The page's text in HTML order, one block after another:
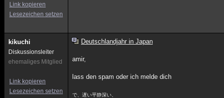
Link kopieren
Lesezeichen setzen
kikuchi
Diskussionsleiter
ehemaliges Mitglied
Link kopieren
Lesezeichen setzen
Deutschlandjahr in Japan
amir,
lass den spam oder ich melde dich
で、遅い平静深い、